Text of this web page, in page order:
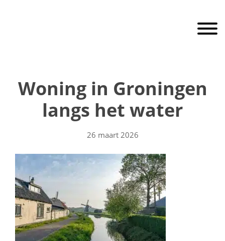
Toggle
Rechts
Woning in Groningen
langs het water
26 maart 2026